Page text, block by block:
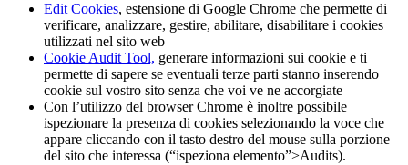
Edit Cookies, estensione di Google Chrome che permette di
verificare, analizzare, gestire, abilitare, disabilitare i cookies
utilizzati nel sito web
Cookie Audit Tool, generare informazioni sui cookie e ti
permette di sapere se eventuali terze parti stanno inserendo
cookie sul vostro sito senza che voi ve ne accorgiate
Con l’utilizzo del browser Chrome è inoltre possibile
ispezionare la presenza di cookies selezionando la voce che
appare cliccando con il tasto destro del mouse sulla porzione
del sito che interessa (“ispeziona elemento”>Audits).